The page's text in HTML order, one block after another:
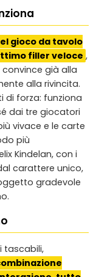
gioco da tavolo
filler veloce ,
già alla
alla rivincita.
di forza: funziona
dai tre giocatori
vivace e le carte
più
Kindelan, con i
carattere unico,
gradevole
tascabili,